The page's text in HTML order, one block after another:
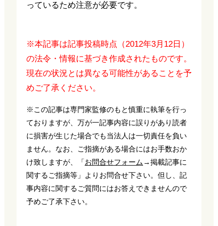
っているため注意が必要です。
※本記事は記事投稿時点（2012年3月12日）
の法令・情報に基づき作成されたものです。
現在の状況とは異なる可能性があることを予
めご了承ください。
※この記事は専門家監修のもと慎重に執筆を行っ
ておりますが、万が一記事内容に誤りがあり読者
に損害が生じた場合でも当法人は一切責任を負い
ません。なお、ご指摘がある場合にはお手数おか
け致しますが、「お問合せフォーム →掲載記事に
関するご指摘等」よりお問合せ下さい。但し、記
事内容に関するご質問にはお答えできませんので
予めご了承下さい。